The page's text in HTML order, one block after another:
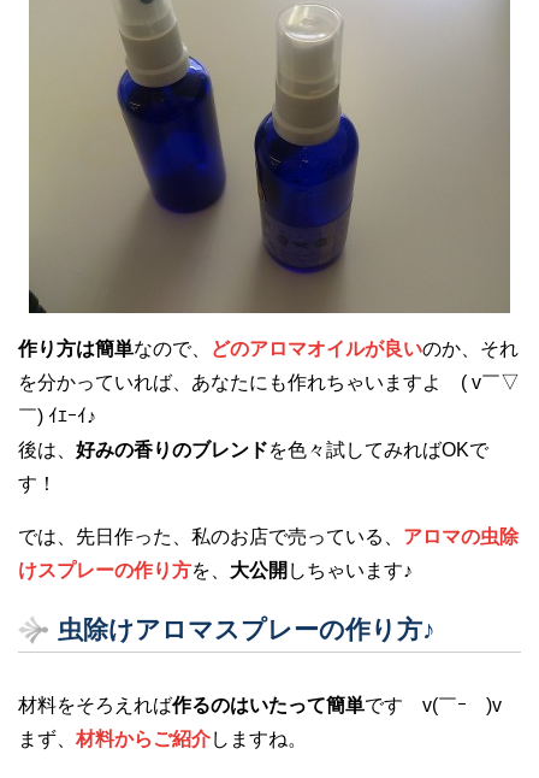
作り方は簡単なので、 どのアロマオイルが良いのか、それ
を分かっていれば、あなたにも作れちゃいますよ ( v￣▽
￣) ｲｴｰｲ♪
後は、 好みの香りのブレンドを色々試してみればOKで
す！
では、先日作った、私のお店で売っている、 アロマの虫除
けスプレーの作り方を、 大公開 しちゃいます♪
虫除けアロマスプレーの作り方♪
材料をそろえれば作るのはいたって簡単です v(￣ｰ￣)v
まず、 材料からご紹介しますね。